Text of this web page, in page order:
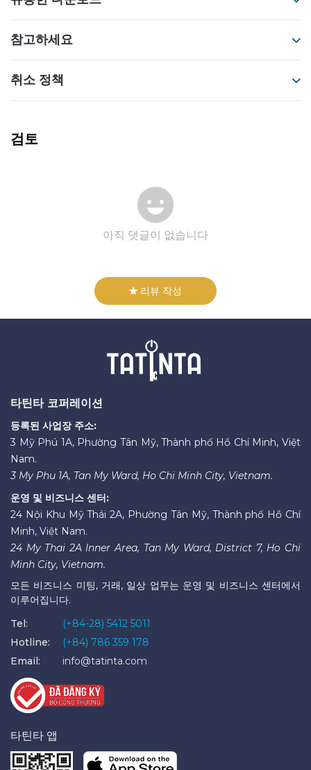
참고하세요
취소 정책
검토
아직 댓글이 없습니다
리뷰 작성
타틴타 코퍼레이션
등록된 사업장 주소:
3 Mỹ Phú 1A, Phường Tân Mỹ, Thành phố Hồ Chí Minh, Việt
Nam.
3 My Phu 1A, Tan My Ward, Ho Chi Minh City, Vietnam.
운영 및 비즈니스 센터:
24 Nội Khu Mỹ Thái 2A, Phường Tân Mỹ, Thành phố Hồ Chí
Minh, Việt Nam.
24 My Thai 2A Inner Area, Tan My Ward, District 7, Ho Chi
Minh City, Vietnam.
모든 비즈니스 미팅, 거래, 일상 업무는 운영 및 비즈니스 센터에서
이루어집니다.
Tel:
(+84-28) 5412 5011
Hotline:
(+84) 786 359 178
Email:
info@tatinta.com
타틴타 앱